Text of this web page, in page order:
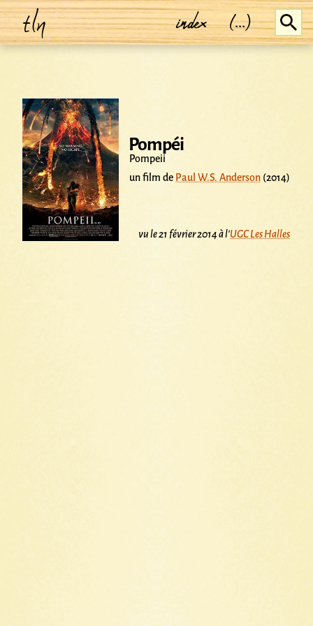
tln index (...)
Pompéi
Pompeii
un film de Paul W.S. Anderson (2014)
vu le 21 février 2014 à l'UGC Les Halles